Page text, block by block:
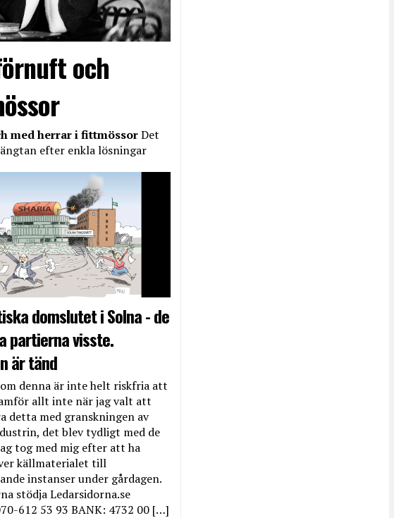
och
med herrar i fittmössorDet
efter enkla lösningar
domslutet i Solna - de
partierna visste.
är tänd
denna är inte helt riskfria att
allt inte när jag valt att
detta med granskningen av
det blev tydligt med de
tog med mig efter att ha
källmaterialet till
instanser under gårdagen.
stödja Ledarsidorna.se
612 53 93 BANK: 4732 00 […]